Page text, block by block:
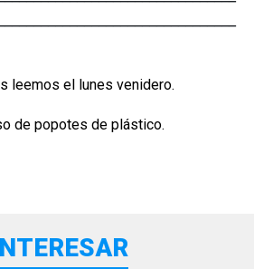
leemos el lunes venidero.
de popotes de plástico.